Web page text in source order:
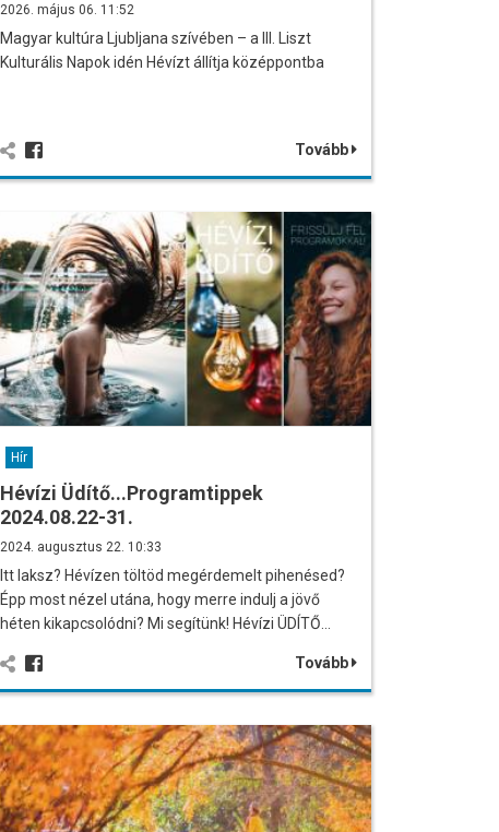
2026. május 06. 11:52
Magyar kultúra Ljubljana szívében – a III. Liszt
Kulturális Napok idén Hévízt állítja középpontba
Tovább
Hír
Hévízi Üdítő...Programtippek
2024.08.22-31.
2024. augusztus 22. 10:33
Itt laksz? Hévízen töltöd megérdemelt pihenésed?
Épp most nézel utána, hogy merre indulj a jövő
héten kikapcsolódni? Mi segítünk! Hévízi ÜDÍTŐ…
Tovább